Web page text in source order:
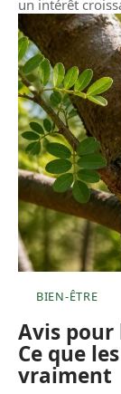
un intérêt
BIEN-ÊTRE
Avis pour
Ce que
vraiment